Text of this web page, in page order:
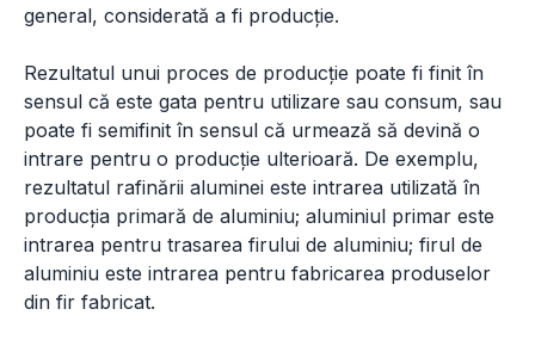
general, considerată a fi producție.
Rezultatul unui proces de producție poate fi finit în
sensul că este gata pentru utilizare sau consum, sau
poate fi semifinit în sensul că urmează să devină o
intrare pentru o producție ulterioară. De exemplu,
rezultatul rafinării aluminei este intrarea utilizată în
producția primară de aluminiu; aluminiul primar este
intrarea pentru trasarea firului de aluminiu; firul de
aluminiu este intrarea pentru fabricarea produselor
din fir fabricat.